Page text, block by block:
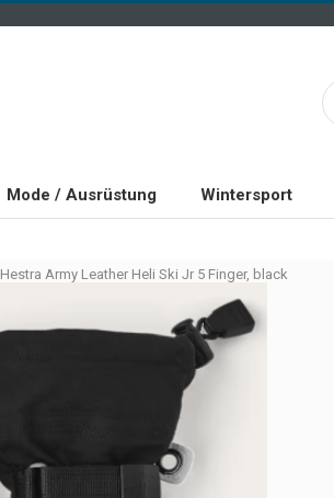
Mode / Ausrüstung Wintersport
Hestra Army Leather Heli Ski Jr 5 Finger, black